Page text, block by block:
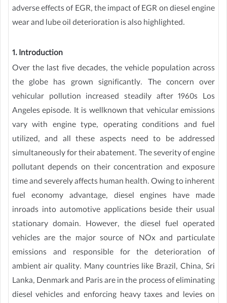
adverse effects of EGR, the impact of EGR on diesel engine
wear and lube oil deterioration is also highlighted.
1. Introduction
Over the last five decades, the vehicle population across
the globe has grown significantly. The concern over
vehicular pollution increased steadily after 1960s Los
Angeles episode. It is wellknown that vehicular emissions
vary with engine type, operating conditions and fuel
utilized, and all these aspects need to be addressed
simultaneously for their abatement. The severity of engine
pollutant depends on their concentration and exposure
time and severely affects human health. Owing to inherent
fuel economy advantage, diesel engines have made
inroads into automotive applications beside their usual
stationary domain. However, the diesel fuel operated
vehicles are the major source of NOx and particulate
emissions and responsible for the deterioration of
ambient air quality. Many countries like Brazil, China, Sri
Lanka, Denmark and Paris are in the process of eliminating
diesel vehicles and enforcing heavy taxes and levies on